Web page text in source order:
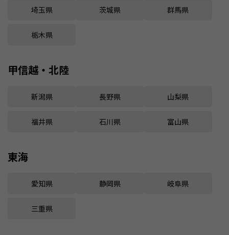
埼玉県 茨城県 群馬県
栃木県
甲信越・北陸
新潟県 長野県 山梨県
福井県 石川県 富山県
東海
愛知県 静岡県 岐阜県
三重県